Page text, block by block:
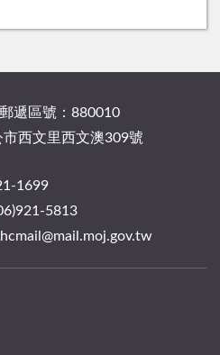
遞區號：880010
西文里西文澳309號
1699
5813